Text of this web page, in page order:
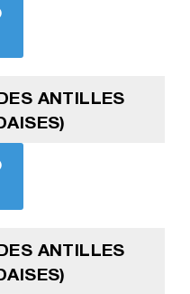
ANTILLES
ANTILLES